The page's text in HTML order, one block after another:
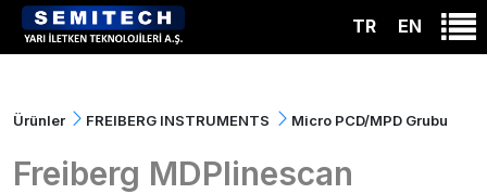
TR EN
Ürünler FREIBERG INSTRUMENTS Micro PCD/MPD Grubu
Freiberg MDPlinescan